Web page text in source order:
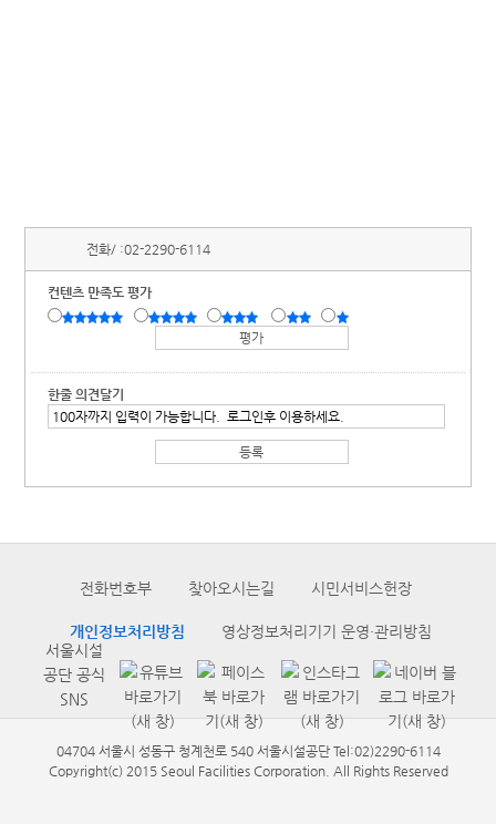
전화/ :02-2290-6114
컨텐츠 만족도 평가
한줄 의견달기
전화번호부 찾아오시는길 시민서비스헌장
개인정보처리방침
영상정보처리기기 운영·관리방침
서울시설
공단 공식
SNS
04704 서울시 성동구 청계천로 540 서울시설공단 Tel:02)2290-6114
Copyright(c) 2015 Seoul Facilities Corporation. All Rights Reserved